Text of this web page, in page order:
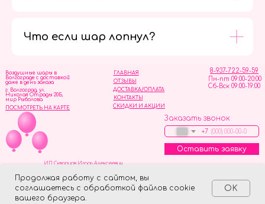
Продолжая работу с сайтом, вы
соглашаетесь с обработкой файлов cookie
вашего браузера.
OK
Что если шар лопнул?
ОТЗЫВЫ
ГЛАВНАЯ
ДОСТАВКА/ОПЛАТА
СКИДКИ И АКЦИИ
КОНТАКТЫ
8-937-722-59-59
Пн-пт 09:00-20:00
Сб-Вск 09:00-19:00
Воздушные шары в
Волгограде с доставкой
даже в день заказа
Заказать звонок
+7
Оставить заявку
г. Волгоград, ул.
Николая Отрады 20Б,
мир Рыболова
ПОСМОТРЕТЬ НА КАРТЕ
ИП Скворцов Игорь Алексеевич
Made on Tilda